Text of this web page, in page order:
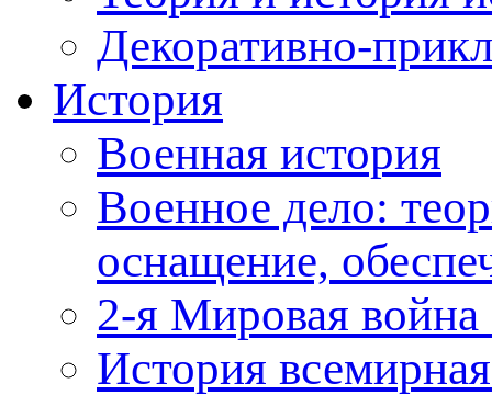
Декоративно-
История
Военная история
Военное дело:
оснащение,
2-я Мировая война
История